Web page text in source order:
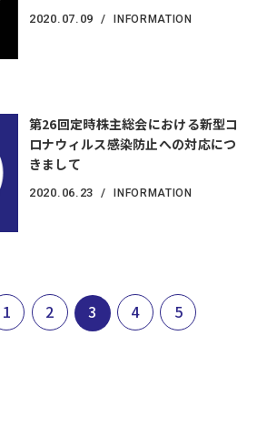
2020. 07.09 INFORMATION
第26回定時株主総会における新型コ
ロナウィルス感染防止への対応につ
きまして
2020. 06.23 INFORMATION
1 2 3 4 5